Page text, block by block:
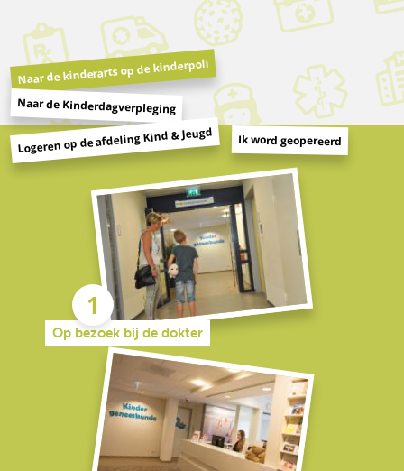
Naar de kinderarts op de kinderpoli
Naar de Kinderdagverpleging
Logeren op de afdeling Kind & Jeugd Ik word geopereerd
Op bezoek bij de dokter